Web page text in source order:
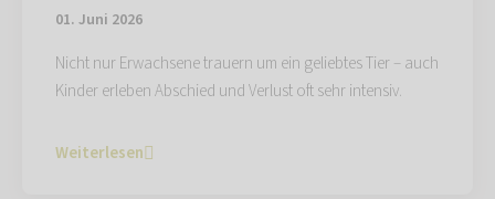
01. Juni 2026
Nicht nur Erwachsene trauern um ein geliebtes Tier – auch
Kinder erleben Abschied und Verlust oft sehr intensiv.
Weiterlesen